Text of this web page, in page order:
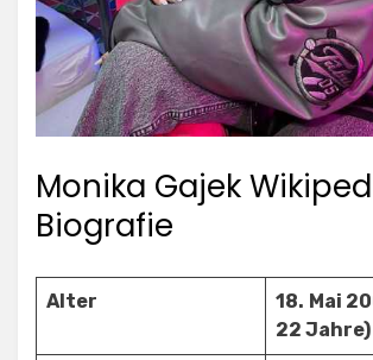
Monika Gajek
Biografie
Alter 18. Mai
22 Jahre)